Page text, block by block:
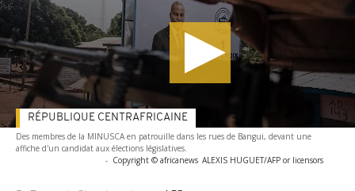
Des membres de la MINUSCA en patrouille dans les rues de Bangui, devant une
affiche d'un candidat aux élections législatives.
- Copyright © africanews ALEXIS HUGUET/AFP or licensors
RÉPUBLIQUE CENTRAFRICAINE